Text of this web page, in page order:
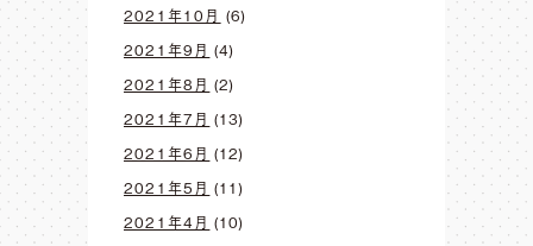
2021年10月 (6)
2021年9月 (4)
2021年8月 (2)
2021年7月 (13)
2021年6月 (12)
2021年5月 (11)
2021年4月 (10)